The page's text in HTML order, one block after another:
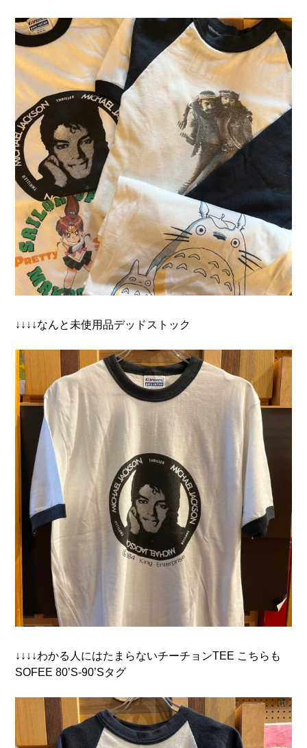
↓↓↓↓なんと未使用品デッドストック
↓↓↓↓わかる人にはたまらないチーチョンTEE こちらも
SOFEE 80’S-90’Sタグ